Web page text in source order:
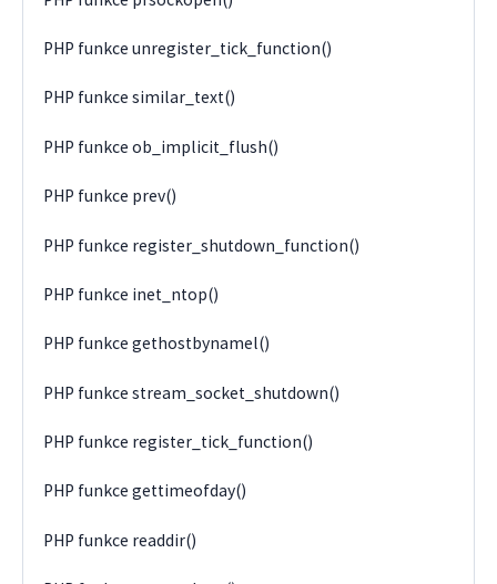
PHP funkce unregister_tick_function()
PHP funkce similar_text()
PHP funkce ob_implicit_flush()
PHP funkce prev()
PHP funkce register_shutdown_function()
PHP funkce inet_ntop()
PHP funkce gethostbynamel()
PHP funkce stream_socket_shutdown()
PHP funkce register_tick_function()
PHP funkce gettimeofday()
PHP funkce readdir()